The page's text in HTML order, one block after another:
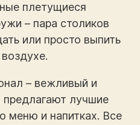
плетущиеся
– пара столиков
или просто выпить
– вежливый и
лучшие
меню и напитках. Все